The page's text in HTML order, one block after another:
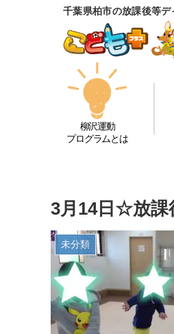
千葉県柏市の放課後等
柳沢運動
プログラムとは
3月14日☆放課
未分類